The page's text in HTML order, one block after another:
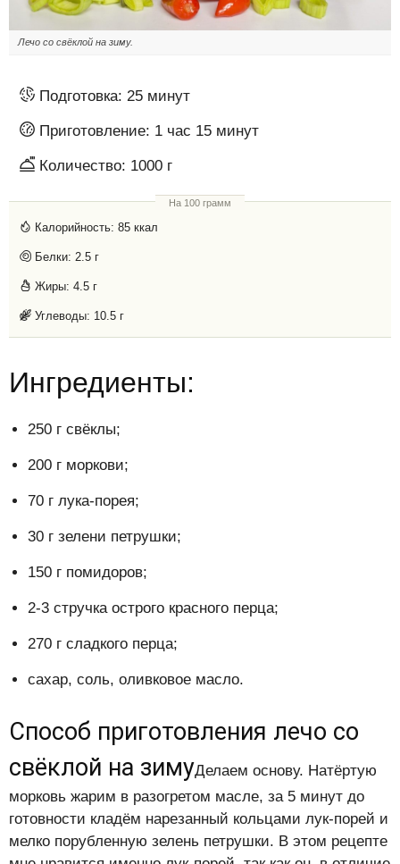
Лечо со свёклой на зиму.
Подготовка: 25 минут
Приготовление: 1 час 15 минут
Количество: 1000 г
На 100 грамм
Калорийность: 85 ккал
Белки: 2.5 г
Жиры: 4.5 г
Углеводы: 10.5 г
Ингредиенты:
250 г свёклы;
200 г моркови;
70 г лука-порея;
30 г зелени петрушки;
150 г помидоров;
2-3 стручка острого красного перца;
270 г сладкого перца;
сахар, соль, оливковое масло.
Способ приготовления лечо со
свёклой на зимуДелаем основу. Натёртую
морковь жарим в разогретом масле, за 5 минут до
готовности кладём нарезанный кольцами лук-порей и
мелко порубленную зелень петрушки. В этом рецепте